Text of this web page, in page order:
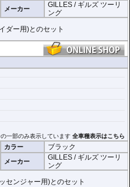
メーカー
GILLES / ギルズ ツーリ
ング
ダー用)とのセット
の一部のみ表示しています全車種表示はこちら
カラー ブラック
メーカー
GILLES / ギルズ ツーリ
ング
センジャー用)とのセット